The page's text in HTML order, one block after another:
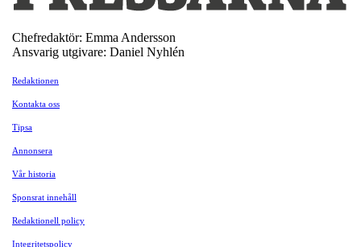
Chefredaktör: Emma Andersson
Ansvarig utgivare: Daniel Nyhlén
Redaktionen
Kontakta oss
Tipsa
Annonsera
Vår historia
Sponsrat innehåll
Redaktionell policy
Integritetspolicy